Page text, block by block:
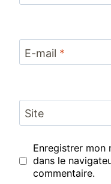
E-mail *
Site
Enregistrer mon
dans le
commentaire.